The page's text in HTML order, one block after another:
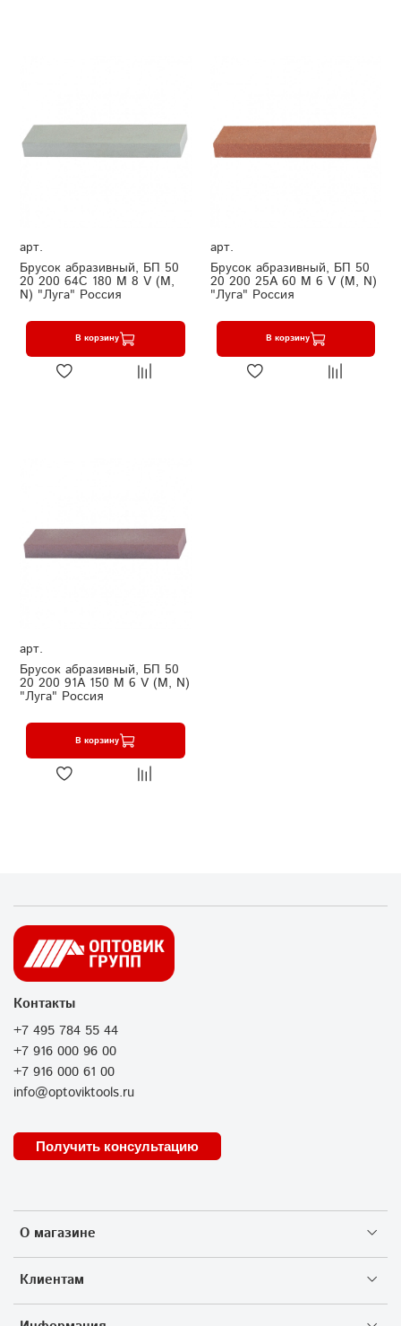
арт.
Брусок абразивный, БП 50
20 200 64С 180 М 8 V (M,
N) "Луга" Россия
В корзину
арт.
Брусок абразивный, БП 50
20 200 25А 60 М 6 V (M, N)
"Луга" Россия
В корзину
арт.
Брусок абразивный, БП 50
20 200 91А 150 М 6 V (M, N)
"Луга" Россия
В корзину
О магазине
Клиентам
Контакты
+7 495 784 55 44
+7 916 000 96 00
+7 916 000 61 00
info@optoviktools.ru
Получить консультацию